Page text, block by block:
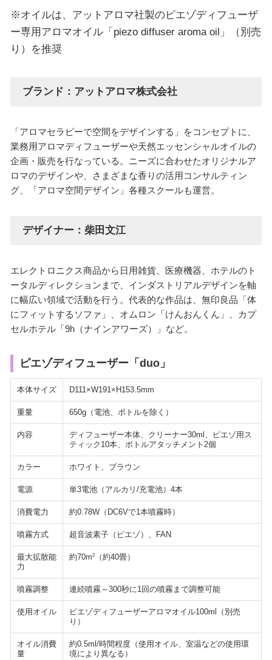
※オイルは、アットアロマ社製のピエゾディフューザ
ー専用アロマオイル「piezo diffuser aroma oil」（別売
り）を推奨
ブランド：アットアロマ株式会社
「アロマセラピーで空間をデザインする」をコンセプトに、
業務用アロマディフューザーや天然エッセンシャルオイルの
企画・販売を行なっている。ニーズに合わせたオリジナルア
ロマのデザインや、さまざまな香りの活用コンサルティン
グ、「アロマ空間デザイン」各種スクールも運営。
デザイナー：柴田文江
エレクトロニクス商品から日用雑貨、医療機器、ホテルのト
ータルディレクションまで、インダストリアルデザインを軸
に幅広い領域で活動を行う。代表的な作品は、無印良品「体
にフィットするソファ」、オムロン「けんおんくん」、カプ
セルホテル「9h（ナインアワーズ）」など。
ピエゾディフューザー「duo」
本体サイズ D111×W191×H153.5mm
重量 650g（電池、ボトルを除く）
内容
ディフューザー本体、クリーナー30ml、ピエゾ用ス
ティック10本、ボトルアタッチメント2個
カラー ホワイト、ブラウン
電源 単3電池（アルカリ/充電池）4本
消費電力 約0.78W（DC6Vで1本噴霧時）
噴霧方式 超音波素子（ピエゾ）、FAN
最大拡散能
力
約70m2（約40畳）
噴霧調整 連続噴霧～300秒に1回の噴霧まで調整可能
使用オイル
ピエゾディフューザーアロマオイル100ml（別売
り）
オイル消費
量
約0.5ml/時間程度（使用オイル、室温などの使用環
境により異なる）